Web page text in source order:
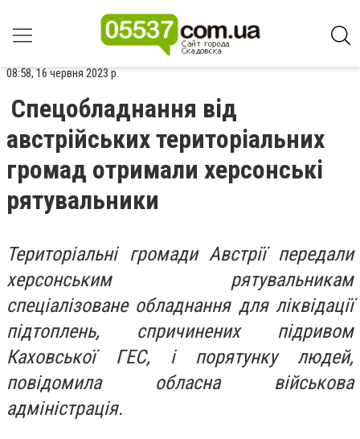
08:58, 16 червня 2023 р.
Спецобладнання від
австрійських територіальних
громад отримали херсонські
рятувальники
Територіальні громади Австрії передали
херсонським рятувальникам
спеціалізоване обладнання для ліквідації
підтоплень, спричинених підривом
Каховської ГЕС, і порятунку людей,
повідомила обласна військова
адміністрація.